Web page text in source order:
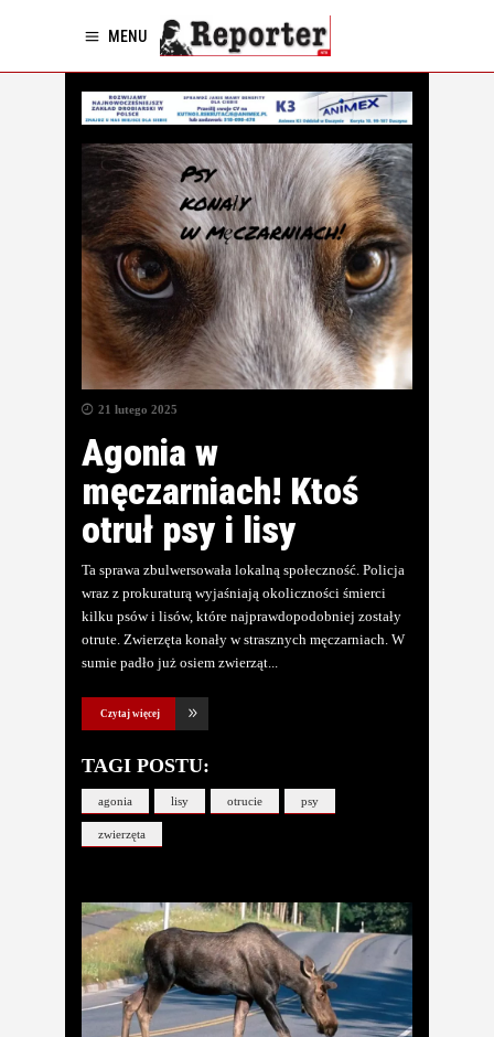
MENU
21 lutego 2025
Agonia w
męczarniach! Ktoś
otruł psy i lisy
Ta sprawa zbulwersowała lokalną społeczność. Policja
wraz z prokuraturą wyjaśniają okoliczności śmierci
kilku psów i lisów, które najprawdopodobniej zostały
otrute. Zwierzęta konały w strasznych męczarniach. W
sumie padło już osiem zwierząt
Czytaj więcej
TAGI POSTU:
agonia lisy otrucie psy
zwierzęta